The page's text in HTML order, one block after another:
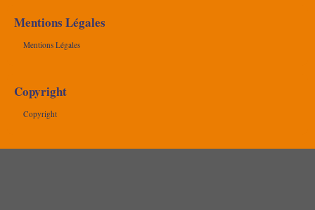
Mentions Légales
Mentions Légales
Copyright
Copyright